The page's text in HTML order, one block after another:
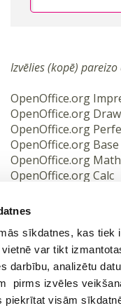
sīkdatnes, kas
var tikt
darbību, analizētu
pirms izvēles
piekrītat visām
Izvēlies (kopē)
OpenOffice.org
OpenOffice.org Draw
OpenOffice.org
OpenOffice.org Base
OpenOffice.org Math
OpenOffice.org Calc
Ieiet portālā vai